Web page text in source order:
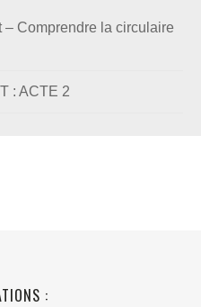
Comprendre la circulaire
: ACTE 2
: